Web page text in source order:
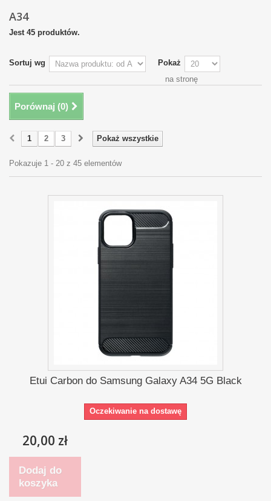
A34
Jest 45 produktów.
Sortuj wg
Pokaż
na stronę
Porównaj (0)
Pokaż wszystkie
1 2 3
Pokazuje 1 - 20 z 45 elementów
Etui Carbon do Samsung Galaxy A34 5G Black
Oczekiwanie na dostawę
20,00 zł
Dodaj do
koszyka